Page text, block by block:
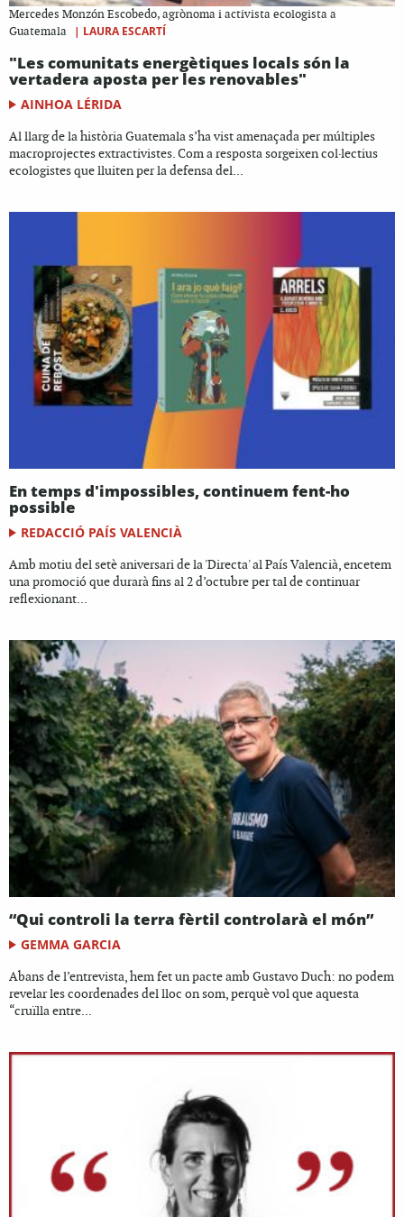
Mercedes Monzón Escobedo, agrònoma i activista ecologista a
Guatemala
| LAURA ESCARTÍ
"Les comunitats energètiques locals són la
vertadera aposta per les renovables"
AINHOA LÉRIDA
Al llarg de la història Guatemala s’ha vist amenaçada per múltiples
macroprojectes extractivistes. Com a resposta sorgeixen col·lectius
ecologistes que lluiten per la defensa del...
En temps d'impossibles, continuem fent-ho
possible
REDACCIÓ PAÍS VALENCIÀ
Amb motiu del setè aniversari de la 'Directa' al País Valencià, encetem
una promoció que durarà fins al 2 d’octubre per tal de continuar
reflexionant...
“Qui controli la terra fèrtil controlarà el món”
GEMMA GARCIA
Abans de l’entrevista, hem fet un pacte amb Gustavo Duch: no podem
revelar les coordenades del lloc on som, perquè vol que aquesta
“cruïlla entre...